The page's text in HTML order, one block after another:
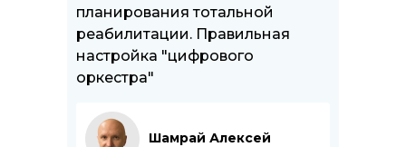
планирования тотальной
реабилитации. Правильная
настройка "цифрового
оркестра"
Шамрай Алексей